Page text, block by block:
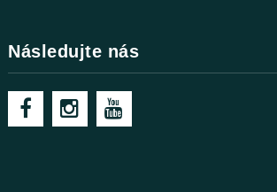
Následujte nás